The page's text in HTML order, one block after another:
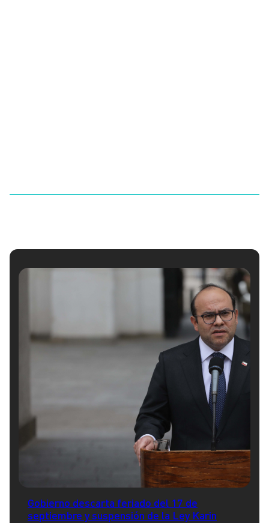
Gobierno descarta feriado del 17 de
septiembre y suspensión de la Ley Karin